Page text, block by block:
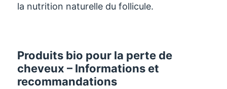
la nutrition naturelle du follicule.
Produits bio pour la perte de
cheveux – Informations et
recommandations